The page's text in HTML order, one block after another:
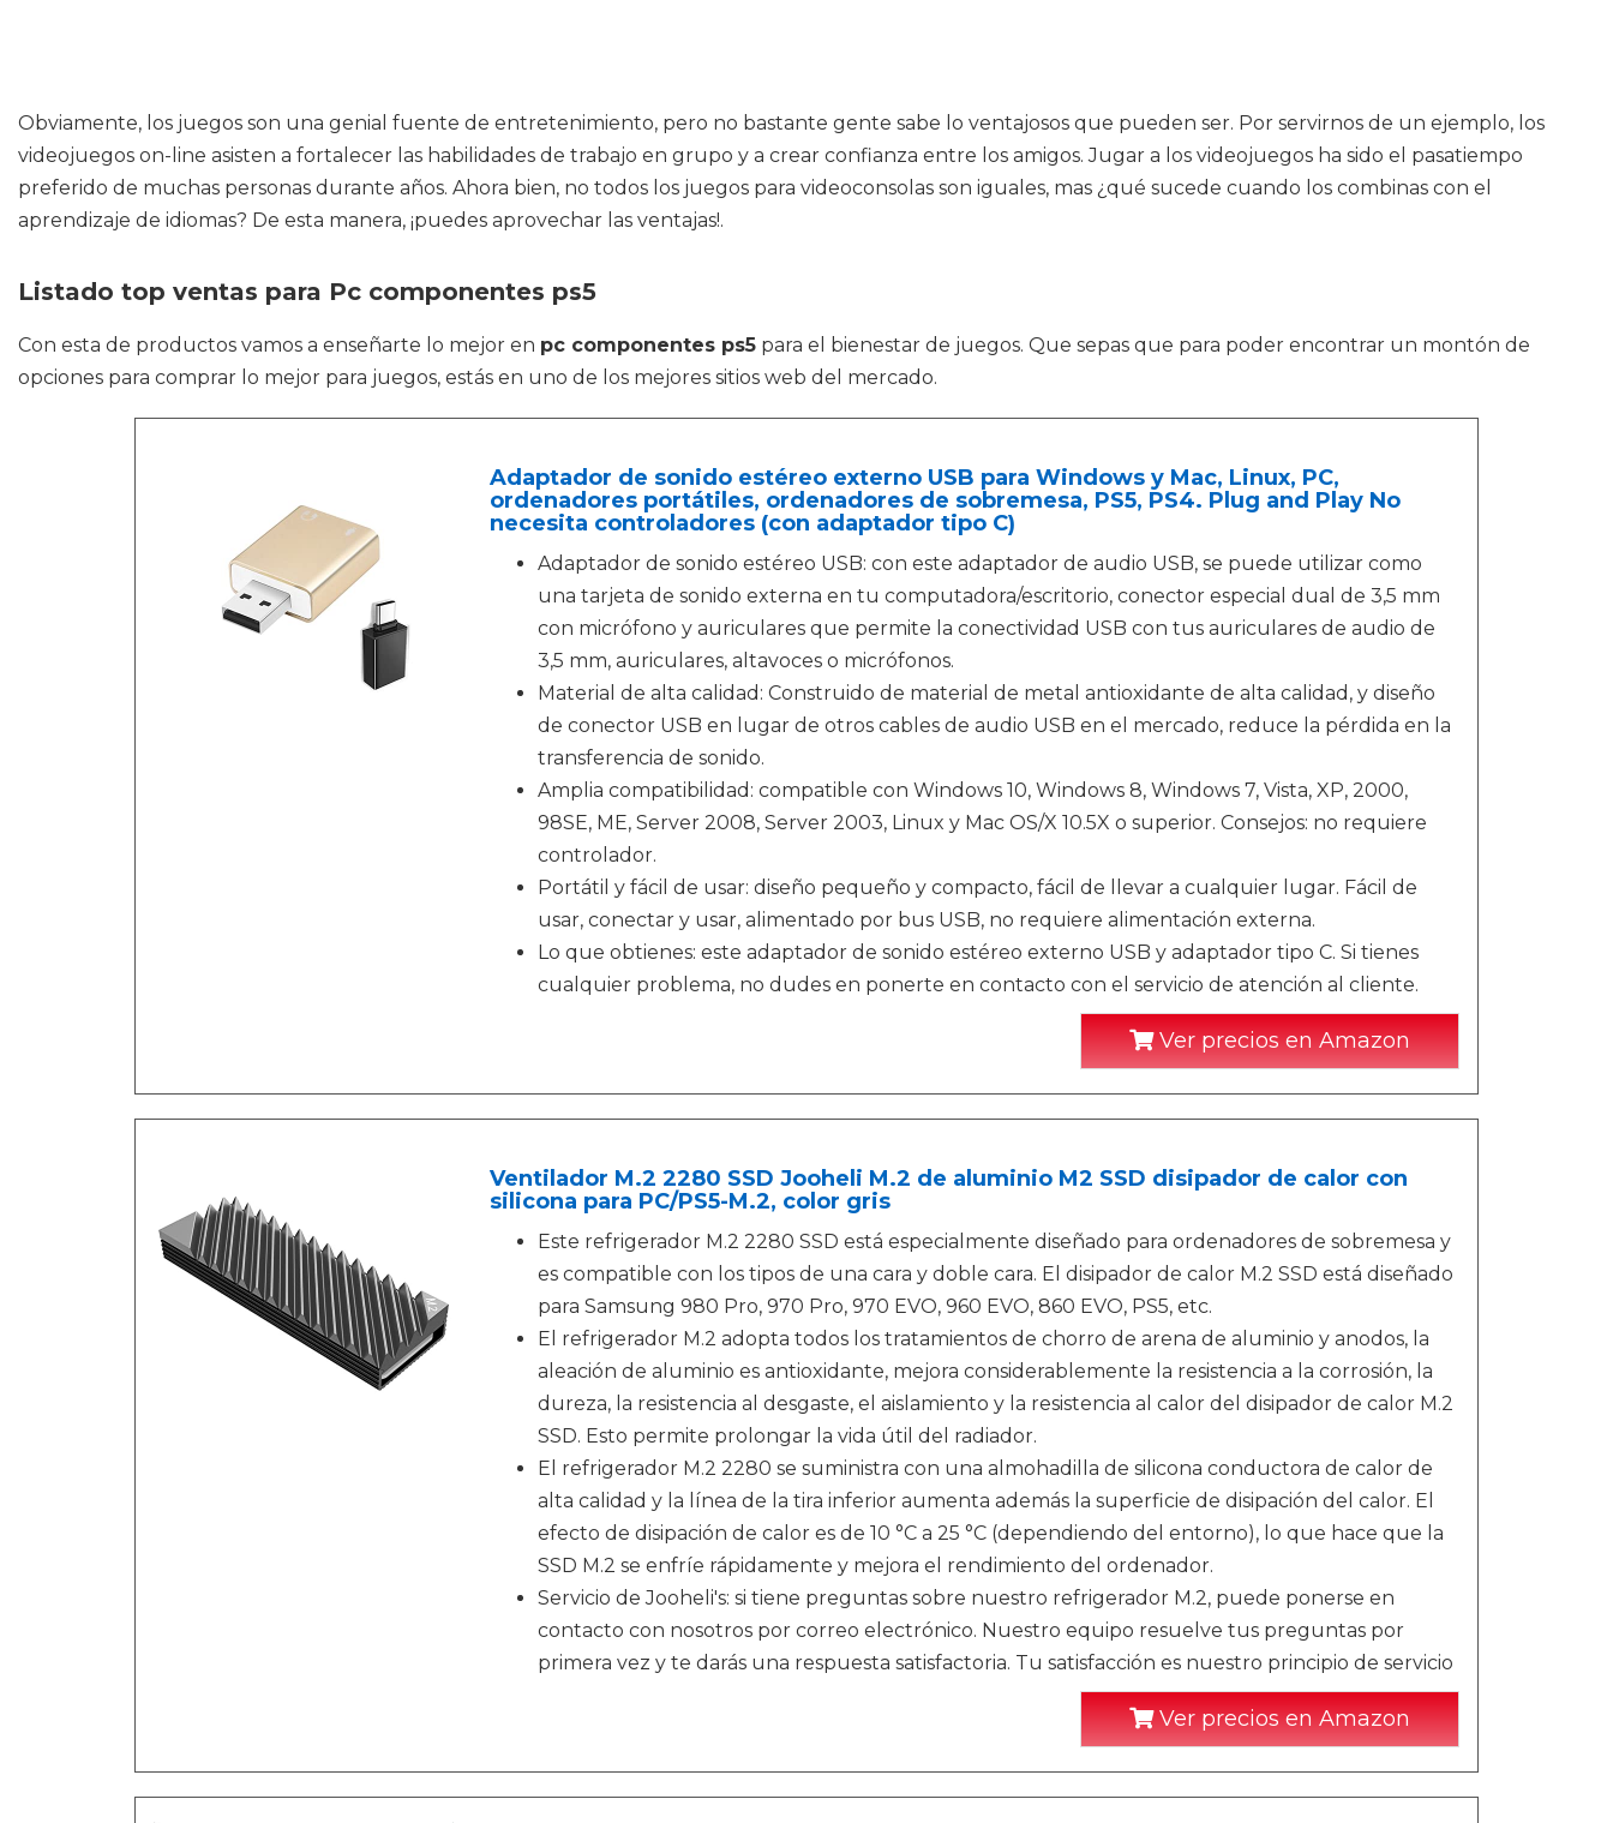
Obviamente, los juegos son una genial fuente de entretenimiento, pero no bastante gente sabe lo ventajosos que pueden ser. Por servirnos de un ejemplo, los
videojuegos on-line asisten a fortalecer las habilidades de trabajo en grupo y a crear confianza entre los amigos. Jugar a los videojuegos ha sido el pasatiempo
preferido de muchas personas durante años. Ahora bien, no todos los juegos para videoconsolas son iguales, mas ¿qué sucede cuando los combinas con el
aprendizaje de idiomas? De esta manera, ¡puedes aprovechar las ventajas!.
Listado top ventas para Pc componentes ps5
Con esta de productos vamos a enseñarte lo mejor en pc componentes ps5 para el bienestar de juegos. Que sepas que para poder encontrar un montón de
opciones para comprar lo mejor para juegos, estás en uno de los mejores sitios web del mercado.
Adaptador de sonido estéreo externo USB para Windows y Mac, Linux, PC,
ordenadores portátiles, ordenadores de sobremesa, PS5, PS4. Plug and Play No
necesita controladores (con adaptador tipo C)
Adaptador de sonido estéreo USB: con este adaptador de audio USB, se puede utilizar como
una tarjeta de sonido externa en tu computadora/escritorio, conector especial dual de 3,5 mm
con micrófono y auriculares que permite la conectividad USB con tus auriculares de audio de
3,5 mm, auriculares, altavoces o micrófonos.
Material de alta calidad: Construido de material de metal antioxidante de alta calidad, y diseño
de conector USB en lugar de otros cables de audio USB en el mercado, reduce la pérdida en la
transferencia de sonido.
Amplia compatibilidad: compatible con Windows 10, Windows 8, Windows 7, Vista, XP, 2000,
98SE, ME, Server 2008, Server 2003, Linux y Mac OS/X 10.5X o superior. Consejos: no requiere
controlador.
Portátil y fácil de usar: diseño pequeño y compacto, fácil de llevar a cualquier lugar. Fácil de
usar, conectar y usar, alimentado por bus USB, no requiere alimentación externa.
Lo que obtienes: este adaptador de sonido estéreo externo USB y adaptador tipo C. Si tienes
cualquier problema, no dudes en ponerte en contacto con el servicio de atención al cliente.
Ver precios en Amazon
Ventilador M.2 2280 SSD Jooheli M.2 de aluminio M2 SSD disipador de calor con
silicona para PC/PS5-M.2, color gris
Este refrigerador M.2 2280 SSD está especialmente diseñado para ordenadores de sobremesa y
es compatible con los tipos de una cara y doble cara. El disipador de calor M.2 SSD está diseñado
para Samsung 980 Pro, 970 Pro, 970 EVO, 960 EVO, 860 EVO, PS5, etc.
El refrigerador M.2 adopta todos los tratamientos de chorro de arena de aluminio y anodos, la
aleación de aluminio es antioxidante, mejora considerablemente la resistencia a la corrosión, la
dureza, la resistencia al desgaste, el aislamiento y la resistencia al calor del disipador de calor M.2
SSD. Esto permite prolongar la vida útil del radiador.
El refrigerador M.2 2280 se suministra con una almohadilla de silicona conductora de calor de
alta calidad y la línea de la tira inferior aumenta además la superficie de disipación del calor. El
efecto de disipación de calor es de 10 °C a 25 °C (dependiendo del entorno), lo que hace que la
SSD M.2 se enfríe rápidamente y mejora el rendimiento del ordenador.
Servicio de Jooheli's: si tiene preguntas sobre nuestro refrigerador M.2, puede ponerse en
contacto con nosotros por correo electrónico. Nuestro equipo resuelve tus preguntas por
primera vez y te darás una respuesta satisfactoria. Tu satisfacción es nuestro principio de servicio
Ver precios en Amazon